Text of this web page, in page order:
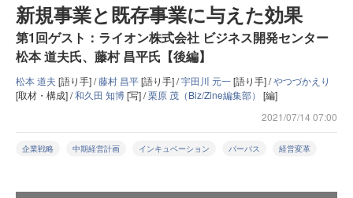
新規事業と既存事業に与えた効果
第1回ゲスト：ライオン株式会社 ビジネス開発センター
松本 道夫氏、藤村 昌平氏【後編】
松本 道夫 [語り手] /藤村 昌平[語り手] /宇田川 元一[語り手] /やつづかえり
[取材・構成] /和久田 知博[写] /栗原 茂（Biz/Zine編集部） [編]
2021/07/14 07:00
企業戦略 中期経営計画 インキュベーション パーパス 経営変革